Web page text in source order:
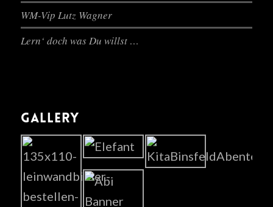
WM-Vip Lutz Wagner
Lern‘ doch was Du willst …
GALLERY